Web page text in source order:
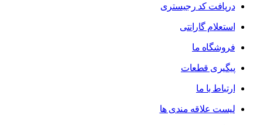
دریافت کد رجیستری
استعلام گارانتی
فروشگاه ما
پیگیری قطعات
ارتباط با ما
لیست علاقه مندی ها